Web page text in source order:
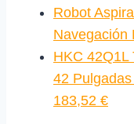
Robot
HKC 42Q1L
42
183,52 €